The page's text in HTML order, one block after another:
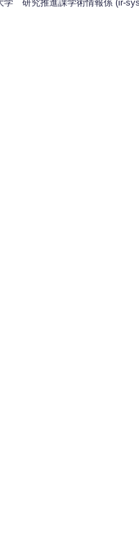
学 研究推進課学術情報係 (ir-